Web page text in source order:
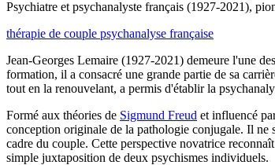
Psychiatre et psychanalyste français (1927-2021),
thérapie de couple psychanalyse française
Jean-Georges Lemaire (1927-2021) demeure l'une
formation, il a consacré une grande partie de sa
tout en la renouvelant, a permis d'établir la
Formé aux théories de Sigmund Freud et influencé
conception originale de la pathologie conjugale. Il ne
cadre du couple. Cette perspective novatrice
simple juxtaposition de deux psychismes individuels.